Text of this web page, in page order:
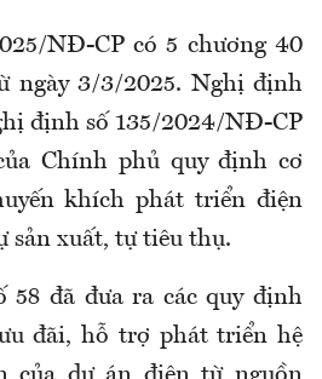
NĐ-CP có 5 chương 40
ngày 3/3/2025. Nghị định
định số 135/2024/NĐ-CP
Chính phủ quy định cơ
khích phát triển điện
sản xuất, tự tiêu thụ.
58 đã đưa ra các quy định
đãi, hỗ trợ phát triển hệ